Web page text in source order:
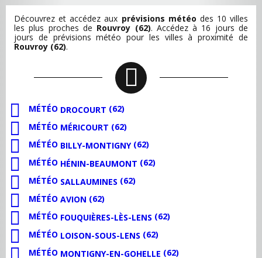
Découvrez et accédez aux prévisions météo des 10 villes
les plus proches de Rouvroy (62). Accédez à 16 jours de
jours de prévisions météo pour les villes à proximité de
Rouvroy (62).
MÉTÉO DROCOURT (62)
MÉTÉO MÉRICOURT (62)
MÉTÉO BILLY-MONTIGNY (62)
MÉTÉO HÉNIN-BEAUMONT (62)
MÉTÉO SALLAUMINES (62)
MÉTÉO AVION (62)
MÉTÉO FOUQUIÈRES-LÈS-LENS (62)
MÉTÉO LOISON-SOUS-LENS (62)
MÉTÉO MONTIGNY-EN-GOHELLE (62)